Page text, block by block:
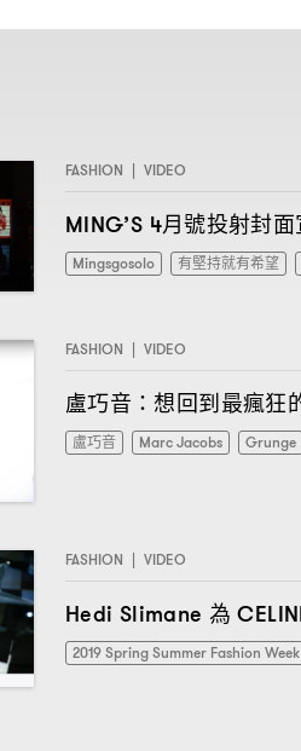
FASHION | VIDEO
MING’S 4月號投射封面
Mingsgosolo 有堅持就有希望
FASHION VIDEO
盧巧音 ：想回到最瘋狂
盧巧音 Marc Jacobs Grunge
FASHION | VIDEO
Hedi Slimane 為
2019 Spring Summer Fashion Week